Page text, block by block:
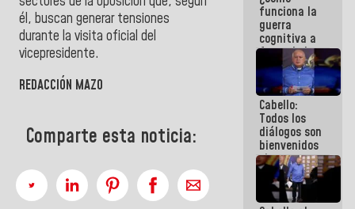
él, buscan generar tensiones
durante la visita oficial del
vicepresidente.
REDACCIÓN MAZO
Comparte esta noticia:
Internacional
de
Maiquetía
funciona la
guerra
cognitiva a
favor de la
narrativa
hegemónica?
(1)
Cabello:
Todos los
diálogos son
bienvenidos
siempre que
estén en el
marco de la
Constitución